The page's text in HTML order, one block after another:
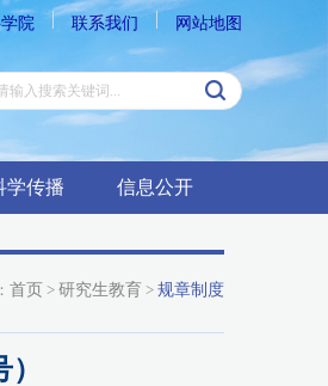
院 联系我们 网站地图
学传播 信息公开
首页 > 研究生教育 > 规章制度